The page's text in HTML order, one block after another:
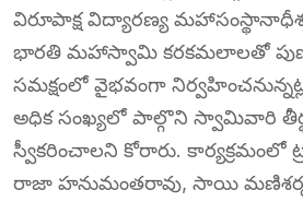
విరూపాక్ష విద్యారణ్య
భారతి మహాస్వామి కరకమలాలతో
సమక్షంలో వైభవంగా
అధిక సంఖ్యలో పాల్గొని స్వామివారి
స్వీకరించాలని కోరారు. కార్యక్రమంలో
రాజా హనుమంతరావు, సాయి మణిశర్మ,